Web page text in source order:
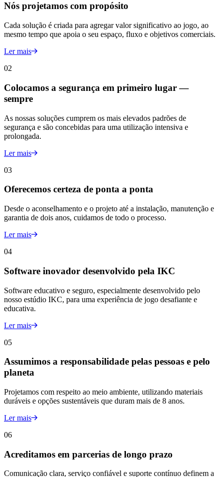
Nós projetamos com propósito
Cada solução é criada para agregar valor significativo ao jogo, ao
mesmo tempo que apoia o seu espaço, fluxo e objetivos comerciais.
Ler mais
02
Colocamos a segurança em primeiro lugar —
sempre
As nossas soluções cumprem os mais elevados padrões de
segurança e são concebidas para uma utilização intensiva e
prolongada.
Ler mais
03
Oferecemos certeza de ponta a ponta
Desde o aconselhamento e o projeto até a instalação, manutenção e
garantia de dois anos, cuidamos de todo o processo.
Ler mais
04
Software inovador desenvolvido pela IKC
Software educativo e seguro, especialmente desenvolvido pelo
nosso estúdio IKC, para uma experiência de jogo desafiante e
educativa.
Ler mais
05
Assumimos a responsabilidade pelas pessoas e pelo
planeta
Projetamos com respeito ao meio ambiente, utilizando materiais
duráveis e opções sustentáveis que duram mais de 8 anos.
Ler mais
06
Acreditamos em parcerias de longo prazo
Comunicação clara, serviço confiável e suporte contínuo definem a